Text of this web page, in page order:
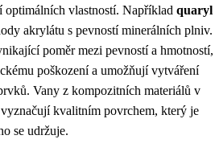
optimálních vlastností. Například quaryl
akrylátu s pevností minerálních plniv.
poměr mezi pevností a hmotností,
poškození a umožňují vytváření
Vany z kompozitních materiálů v
kvalitním povrchem, který je
se udržuje.